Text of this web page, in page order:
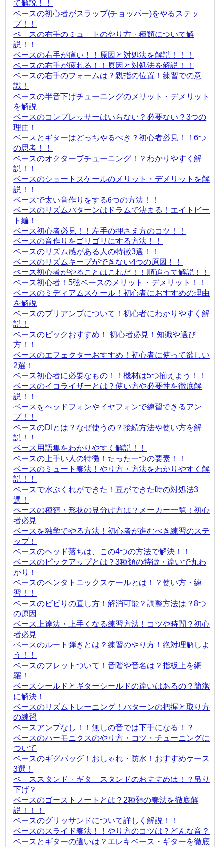
て解説！！
ベースの初心者がスラップ(チョッパー)をやるステッ
プ！！
ベースの右手のミュートのやり方・種類について解
説！！
ベースの右手が痛い！！原因と対処法を解説！！！
ベースの右手が疲れる！！原因と対処法を解説！！
ベースの右手のフォームは？親指の位置！練習での意
識！
ベースの半音下げチューニングのメリット・デメリット
を解説
ベースのコンプレッサーはいらない？必要ない？3つの
理由！
ベースとギターはどっちやるべき？初心者必見！！6つ
の思考！！
ベースのオクターブチューニング！？わかりやすく解
説！！
ベースのショートスケールのメリット・デメリットを解
説！！
ベースで太い音作りをする6つの方法！！
ベースのリズムパターンはドラムで決まる！エイトビー
ト編！
ベース初心者必見！！左手の押さえ方のコツ！！
ベースの音作りをゴリゴリにする方法！！
ベースのリズム感がある人の特徴3選！！
ベースのリズムキープができない4つの原因！！
ベース初心者がやることはこれだ！！順追って解説！！
ベース初心者！5弦ベースのメリット・デメリット！！
ベースのミディアムスケール！初心者におすすめの理由
を解説
ベースのプリアンプについて！初心者にわかりやすく解
説！
ベースのピックおすすめ！ 初心者必見！知識や選び
方！！
ベースのエフェクターおすすめ！初心者に使って欲しい
2選！
ベース初心者に必要なもの！！機材は5つ揃えよう！！
ベースのイコライザーとは？使い方や必要性を徹底解
説！！
ベースをヘッドフォンやイヤフォンで練習できるアン
プ！！
ベースのDIとは？なぜ使うの？接続方法や使い方を解
説！！
ベース用語集をわかりやすく解説！！
ベースの上手い人の特徴！たった一つの要素！！
ベースのミュート奏法！やり方・方法をわかりやすく解
説！！
ベースで水ぶくれができた！豆ができた時の対処法3
選！
ベースの種類・形状の見分け方は？メーカー一覧！初心
者必見
ベースを独学でやる方法！初心者が進むべき練習のステ
ップ！
ベースのヘッド落ちは、この4つの方法で解決！！
ベースのピックアップとは？3種類の特徴・違いで丸わ
かり！
ベースのペンタトニックスケールとは！？使い方・練
習！！
ベースのビビりの直し方！解消可能？調整方法は？8つ
の原因
ベース上達法・上手くなる練習方法！コツや時間？初心
者必見
ベースのルート弾きとは？練習のやり方！絶対理解しよ
う！！
ベースのフレットついて！音階や音名は？指板上を網
羅！
ベースシールドとギターシールドの違いはあるの？簡潔
に解決！
ベースのリズムトレーニング！パターンの把握と取り方
の練習
ベースアンプなし！！無しの音では下手になる！？
ベースのハーモニクスのやり方・コツ・チューニングに
ついて
ベースのギグバッグ！おしゃれ・防水！おすすめケース
3選！
ベーススタンド・ギタースタンドのおすすめは！？吊り
下げ？
ベースのゴーストノートとは？2種類の奏法を徹底解
説！！！
ベースのグリッサンドについて詳しく解説！！
ベースのスライド奏法！！やり方のコツは？どんな音？
ベースとギターの違いは？エレキベース・ギターを徹底